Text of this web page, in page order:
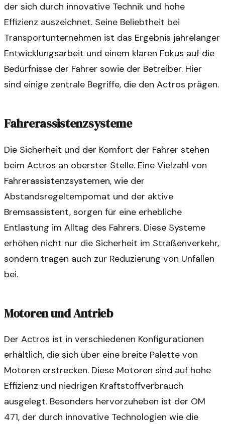
der sich durch innovative Technik und hohe
Effizienz auszeichnet. Seine Beliebtheit bei
Transportunternehmen ist das Ergebnis jahrelanger
Entwicklungsarbeit und einem klaren Fokus auf die
Bedürfnisse der Fahrer sowie der Betreiber. Hier
sind einige zentrale Begriffe, die den Actros prägen.
Fahrerassistenzsysteme
Die Sicherheit und der Komfort der Fahrer stehen
beim Actros an oberster Stelle. Eine Vielzahl von
Fahrerassistenzsystemen, wie der
Abstandsregeltempomat und der aktive
Bremsassistent, sorgen für eine erhebliche
Entlastung im Alltag des Fahrers. Diese Systeme
erhöhen nicht nur die Sicherheit im Straßenverkehr,
sondern tragen auch zur Reduzierung von Unfällen
bei.
Motoren und Antrieb
Der Actros ist in verschiedenen Konfigurationen
erhältlich, die sich über eine breite Palette von
Motoren erstrecken. Diese Motoren sind auf hohe
Effizienz und niedrigen Kraftstoffverbrauch
ausgelegt. Besonders hervorzuheben ist der OM
471, der durch innovative Technologien wie die